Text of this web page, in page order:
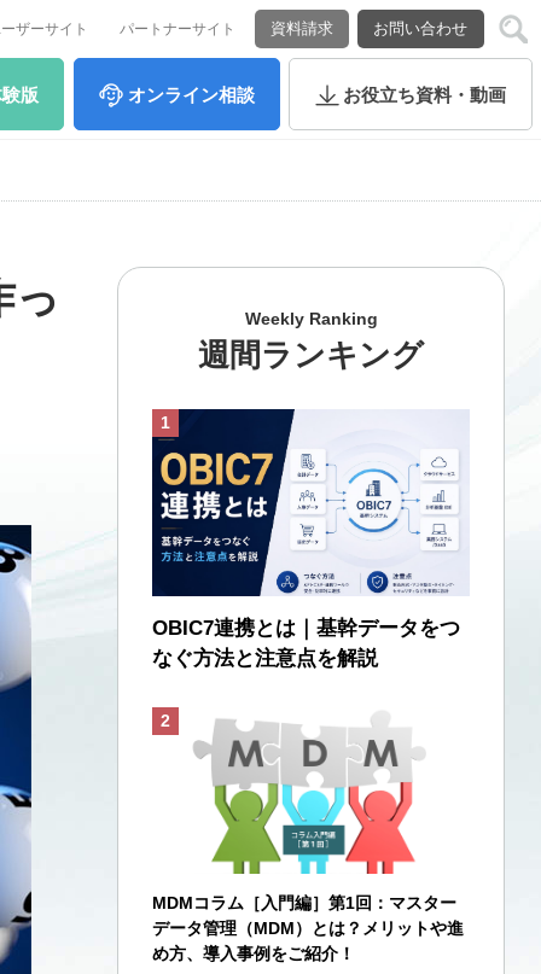
ザーサイト パートナーサイト 資料請求 お問い合わせ
版 オンライン相談 お役立ち資料・動画
っ Weekly Ranking
週間ランキング
OBIC7連携とは｜基幹データをつ
なぐ方法と注意点を解説
MDMコラム［入門編］第1回：マスター
データ管理（MDM）とは？メリットや進
め方、導入事例をご紹介！